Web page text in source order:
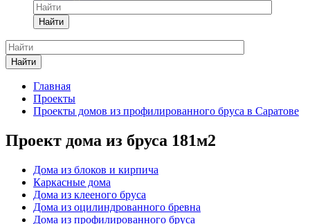
Найти
Найти
Главная
Проекты
Проекты домов из профилированного бруса в Саратове
Проект дома из бруса 181м2
Дома из блоков и кирпича
Каркасные дома
Дома из клееного бруса
Дома из оцилиндрованного бревна
Дома из профилированного бруса